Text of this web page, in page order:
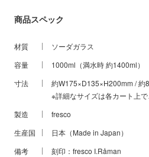
商品スペック
材質
ソーダガラス
容量
1000ml（満水時 約1400ml）
寸法
約W175×D135×H200mm / 約
※詳細なサイズは各カート上で
製造
fresco
生産国
日本（Made in Japan）
備考
刻印：fresco I.Råman